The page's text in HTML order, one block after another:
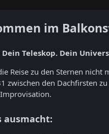
im
Teleskop. Dein
Reise zu den Sternen
zwischen den Dachfirsten
ausmacht: